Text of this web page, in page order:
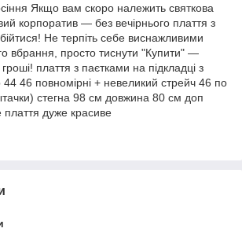
Якщо вам скоро належить святкова
корпоратив — без вечірнього плаття з
Не терпіть себе виснажливими
вбрання, просто тиснути "Купити" —
плаття з паєтками на підкладці з
44 46 повномірні + невеликий стрейч 46 по
стегна 98 см довжина 80 см доп
дуже красиве